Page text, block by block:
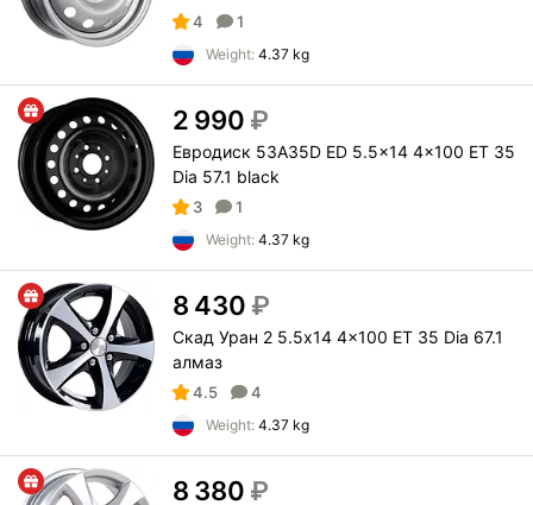
4 1
Weight: 4.37 kg
2 990 ₽
Евродиск 53A35D ED 5.5x14 4x100 ET 35
Dia 57.1 black
3 1
Weight: 4.37 kg
8 430 ₽
Скад Уран 2 5.5x14 4x100 ET 35 Dia 67.1
алмаз
4.5 4
Weight: 4.37 kg
8 380 ₽